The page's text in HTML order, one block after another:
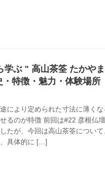
学ぶ " 高山茶筌 たかや
特徴・魅力・体験場所
により定められた寸法に薄く
るのが特徴 前回は#22 彦根仏
たが、今回は高山茶筌につい
具体的に […]